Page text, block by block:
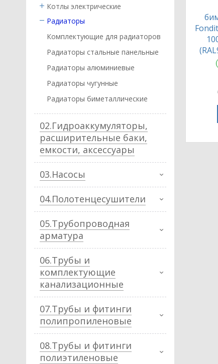
Котлы электрические
Радиаторы
Комплектующие для радиаторов
Радиаторы стальные панельные
Радиаторы алюминиевые
Радиаторы чугунные
Радиаторы биметаллические
02.Гидроаккумуляторы,
расширительные баки,
емкости, аксессуары
03.Насосы
04.Полотенцесушители
05.Трубопроводная
арматура
06.Трубы и
комплектующие
канализационные
07.Трубы и фитинги
полипропиленовые
08.Трубы и фитинги
полиэтиленовые